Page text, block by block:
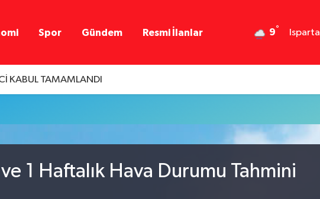
Spor Gündem Resmi İlanlar 9° Isparta
KABUL TAMAMLANDI
1 Haftalık Hava Durumu Tahmini